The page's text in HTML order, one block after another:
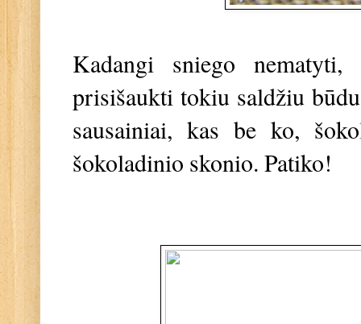
Kadangi sniego
prisišaukti tokiu saldžiu
sausainiai, kas be ko,
šokoladinio skonio. Patiko!